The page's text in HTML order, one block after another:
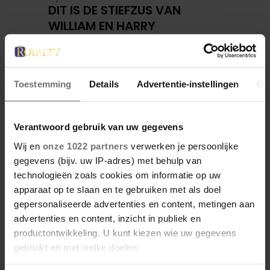
Toestemming Details Advertentie-instellingen
Verantwoord gebruik van uw gegevens
Wij en onze 1022 partners verwerken je persoonlijke
gegevens (bijv. uw IP-adres) met behulp van
technologieën zoals cookies om informatie op uw
apparaat op te slaan en te gebruiken met als doel
gepersonaliseerde advertenties en content, metingen aan
advertenties en content, inzicht in publiek en
productontwikkeling. U kunt kiezen wie uw gegevens
gebruikt en met welke doelen.
DIT IS DE STIEFZUS VAN
WILLIAM EN HARRY
4 januari 2026
ZO ZAG CATHERINE
MIDDLETON ERUIT TOEN ZE
MODEL WAS